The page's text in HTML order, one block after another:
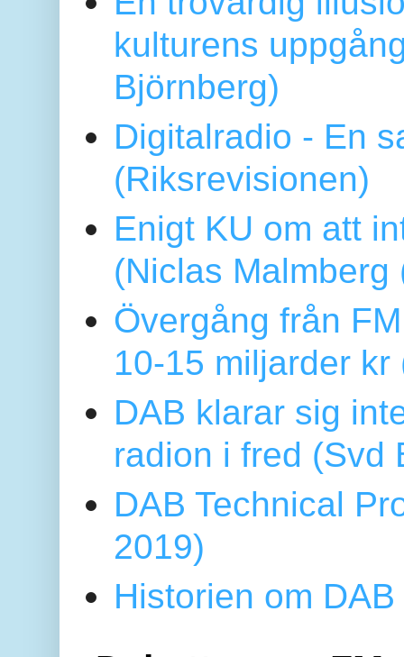
kulturens
Björnberg)
Digitalradio - En
(Riksrevisionen)
Enigt KU om att
(Niclas
Övergång från
10-15 miljarder kr
DAB klarar sig
radion i fred (Svd
DAB Technical
2019)
Historien om